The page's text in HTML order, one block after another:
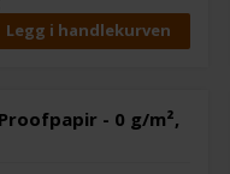
- 0 g/m²,